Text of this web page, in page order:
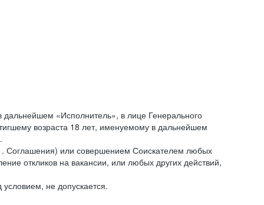
«Исполнитель», в лице Генерального
возраста 18 лет, именуемому в дальнейшем
Соглашения) или совершением Соискателем любых
откликов на вакансии, или любых других действий,
не допускается.